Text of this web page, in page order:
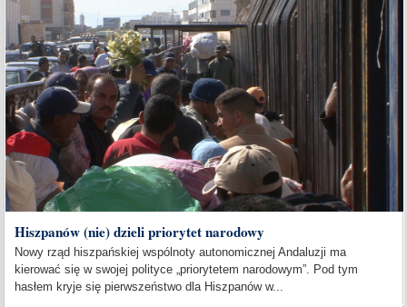
Hiszpanów (nie) dzieli priorytet narodowy
Nowy rząd hiszpańskiej wspólnoty autonomicznej Andaluzji ma
kierować się w swojej polityce „priorytetem narodowym”. Pod tym
hasłem kryje się pierwszeństwo dla Hiszpanów w...